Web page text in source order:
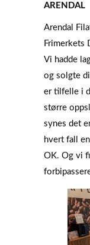
ARENDAL
Arendal
Frimerkets
Vi hadde
og solgte
er tilfelle i
større
synes det
hvert fall
OK. Og vi